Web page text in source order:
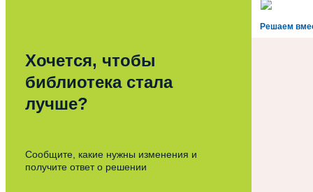
Решаем
Хочется, чтобы
библиотека стала
лучше?
Сообщите, какие нужны изменения и
получите ответ о решении